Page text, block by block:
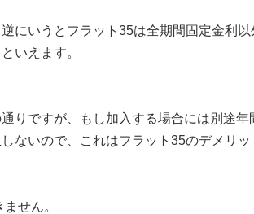
にいうとフラット35は全期間固定金利以
いえます。
りですが、もし加入する場合には別途年
ないので、これはフラット35のデメリッ
せん。